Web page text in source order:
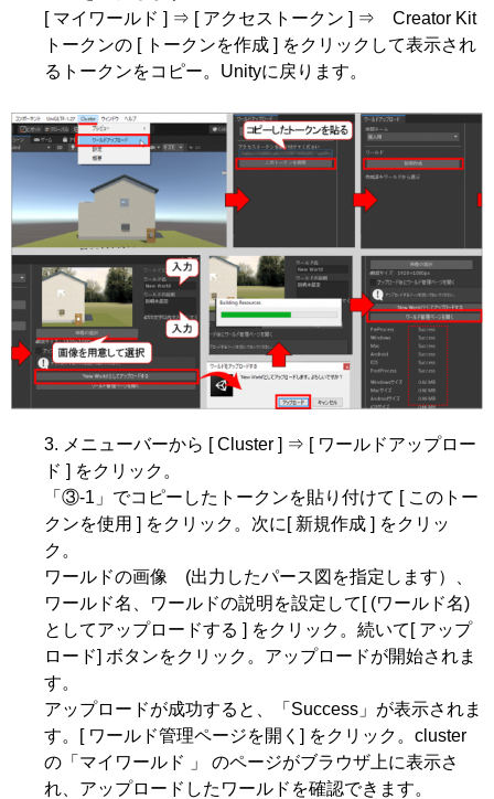
[ マイワールド ] ⇒ [ アクセストークン ] ⇒ Creator Kit
トークンの [ トークンを作成 ] をクリックして表示され
るトークンをコピー。Unityに戻ります。
メニューバーから [ Cluster ] ⇒ [ ワールドアップロー
ド ] をクリック。
「③-1」でコピーしたトークンを貼り付けて [ このトー
クンを使用 ] をクリック。次に[ 新規作成 ] をクリッ
ク。
ワールドの画像 (出力したパース図を指定します）、
ワールド名、ワールドの説明を設定して[ (ワールド名)
としてアップロードする ] をクリック。続いて[ アップ
ロード] ボタンをクリック。アップロードが開始されま
す。
アップロードが成功すると、「Success」が表示されま
す。[ ワールド管理ページを開く] をクリック。cluster
の「マイワールド 」 のページがブラウザ上に表示さ
れ、アップロードしたワールドを確認できます。